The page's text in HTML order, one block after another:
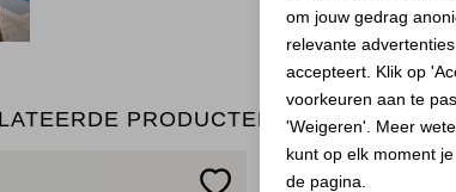
PRODUCTEN
om jouw gedrag
relevante
accepteert. Klik op
voorkeuren aan te
'Weigeren'. Meer
kunt op elk moment
de pagina.